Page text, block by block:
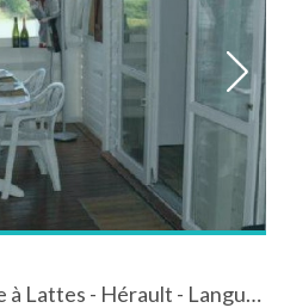
Location d'un monil-home à Lattes - Hérault - Languedoc-Roussillon